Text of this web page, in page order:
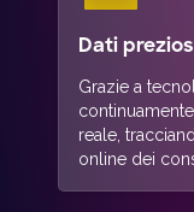
Dati
Grazie a
reale,
online dei